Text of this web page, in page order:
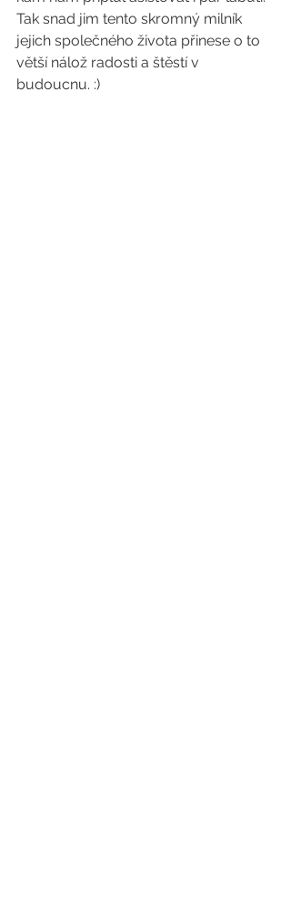
Tak snad jim tento skromný milník
jejich společného života přinese o to
větší nálož radosti a štěstí v
budoucnu. :)